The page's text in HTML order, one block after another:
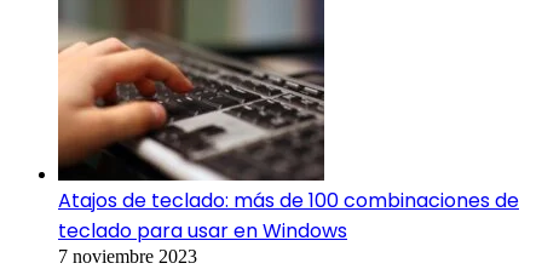
Atajos de teclado: más de 100 combinaciones de
teclado para usar en Windows
7 noviembre 2023